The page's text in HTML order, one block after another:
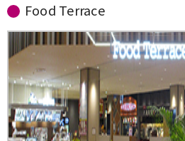
Food Terrace